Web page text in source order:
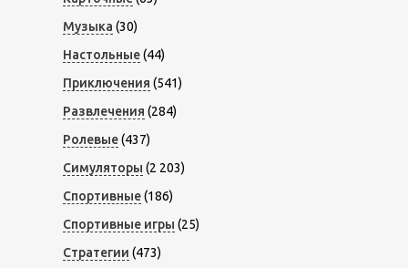
Музыка (30)
Настольные(44)
Приключения (541)
Развлечения (284)
Ролевые(437)
Симуляторы (2 203)
Спортивные(186)
Спортивные игры (25)
Стратегии (473)